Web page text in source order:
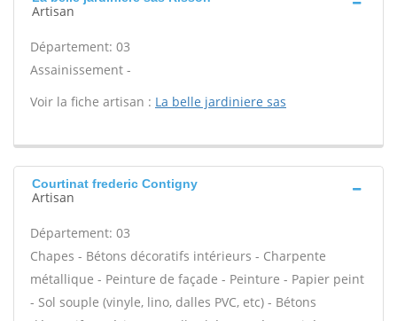
Artisan
Département: 03
Assainissement -
Voir la fiche artisan : La belle jardiniere sas
Courtinat frederic Contigny
Artisan
Département: 03
Chapes - Bétons décoratifs intérieurs - Charpente
métallique - Peinture de façade - Peinture - Papier peint
- Sol souple (vinyle, lino, dalles PVC, etc) - Bétons